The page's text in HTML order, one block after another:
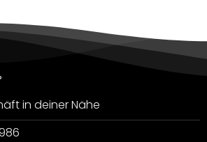
in deiner Nähe